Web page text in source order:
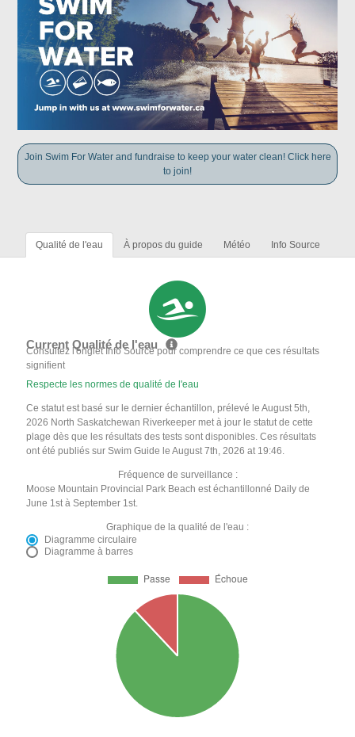
Join Swim For Water and fundraise to keep your water clean! Click here
to join!
Qualité de l'eau À propos du guide Météo Info Source
Current Qualité de l'eau
Consultez l'onglet Info Source pour comprendre ce que ces résultats
signifient
Respecte les normes de qualité de l'eau
Ce statut est basé sur le dernier échantillon, prélevé le August 5th,
2026 North Saskatchewan Riverkeeper met à jour le statut de cette
plage dès que les résultats des tests sont disponibles. Ces résultats
ont été publiés sur Swim Guide le August 7th, 2026 at 19:46.
Fréquence de surveillance :
Moose Mountain Provincial Park Beach est échantillonné Daily de
June 1st à September 1st.
Graphique de la qualité de l'eau :
Diagramme circulaire
Diagramme à barres